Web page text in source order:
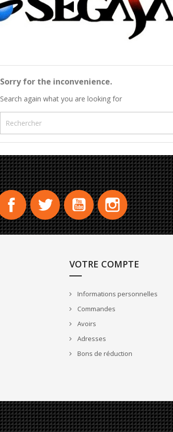
Sorry for the inconvenience.
Search again what you are looking for
Facebook Twitter YouTube Instagram
VOTRE COMPTE
Informations personnelles
Commandes
Avoirs
Adresses
Bons de réduction